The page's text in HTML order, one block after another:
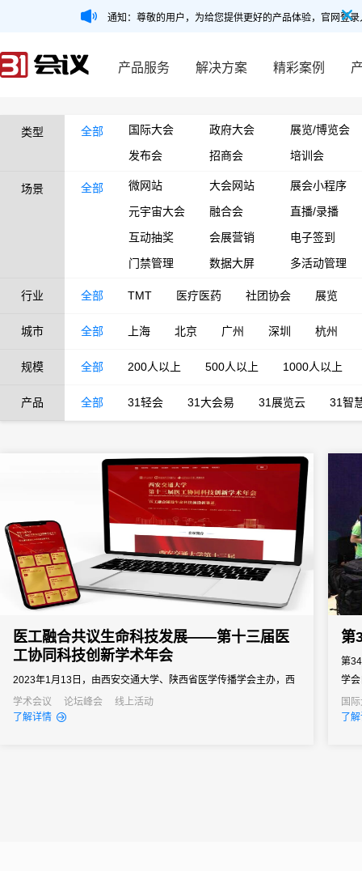
通知：尊敬的用户，为给您提供更好的产品体验，官网登
产品服务 解决方案 精彩案例
类型 全部 国际大会 政府大会
展览/博览会
发布会
招商会 培训会
场景 全部 微网站 大会网站
展会小程序
元宇宙大会
融合会
直播/录播
互动抽奖
会展营销
电子签到
门禁管理
数据大屏 多活动管理
行业 全部 TMT 医疗医药 社团协会 展览
城市 全部 上海 北京 广州 深圳 杭州
规模 全部 200人以上 500人以上 1000人以上
产品 全部 31轻会 31大会易 31展览云 31智
医工融合共议生命科技发展——第十三届医
工协同科技创新学术年会
2023年1月13日，由西安交通大学、陕西省医学传播学会主办，西
安交通大学第一附属医院承办，以“医工融合铺设生命科技前沿新赛
道”为主题的第十三届医工协同科技创新学术年会，在西安交通大学
学术会议 论坛峰会
线上活动
了解详情
第
第
学
我
学
国
了